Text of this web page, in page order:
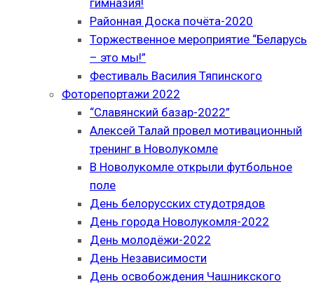
гимназия!
Районная Доска почёта-2020
Торжественное мероприятие “Беларусь
– это мы!”
Фестиваль Василия Тяпинского
Фоторепортажи 2022
“Славянский базар-2022”
Алексей Талай провел мотивационный
тренинг в Новолукомле
В Новолукомле открыли футбольное
поле
День белорусских студотрядов
День города Новолукомля-2022
День молодёжи-2022
День Независимости
День освобождения Чашникского